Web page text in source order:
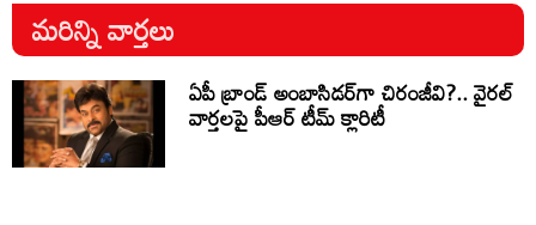
మరిన్ని వార్తలు
ఏపీ బ్రాండ్ అంబాసిడర్‌గా చిరంజీవి?.. వైరల్
వార్తలపై పీఆర్ టీమ్ క్లారిటీ